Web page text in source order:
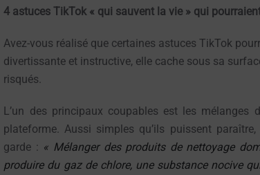
4 astuces TikTok « qui sauvent la vie » qui
Avez-vous réalisé que certaines astuces TikTok
divertissante et instructive, elle cache sous sa
risqués.
L’un des principaux coupables est les
plateforme. Aussi simples qu’ils puissent
garde : « Mélanger des produits de nettoyage
produire du gaz de chlore, une substance nocive